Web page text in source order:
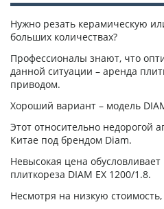
Нужно резать керамическую
больших количествах?
Профессионалы знают, что
данной ситуации – аренда
приводом.
Хороший вариант – модель
Этот относительно недорогой
Китае под брендом Diam.
Невысокая цена
плиткореза DIAM EX 1200/1.8.
Несмотря на низкую